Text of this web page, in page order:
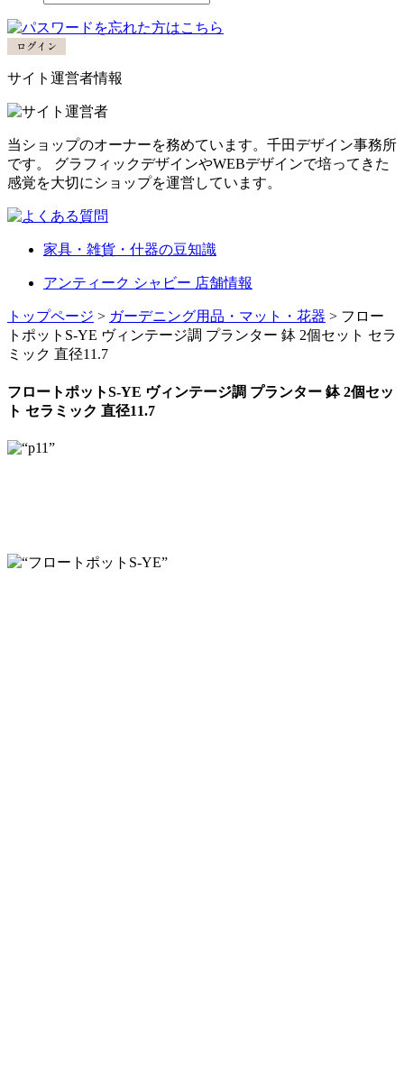
サイト運営者情報
当ショップのオーナーを務めています。千田デザイン事務所
です。 グラフィックデザインやWEBデザインで培ってきた
感覚を大切にショップを運営しています。
家具・雑貨・什器の豆知識
アンティーク シャビー 店舗情報
トップページ > ガーデニング用品・マット・花器 > フロー
トポットS-YE ヴィンテージ調 プランター 鉢 2個セット セラ
ミック 直径11.7
フロートポットS-YE ヴィンテージ調 プランター 鉢 2個セッ
ト セラミック 直径11.7